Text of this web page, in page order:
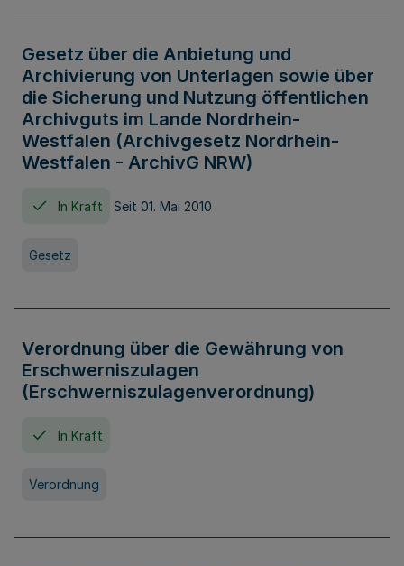
Gesetz über die Anbietung und
Archivierung von Unterlagen sowie über
die Sicherung und Nutzung öffentlichen
Archivguts im Lande Nordrhein-
Westfalen (Archivgesetz Nordrhein-
Westfalen - ArchivG NRW)
In Kraft Seit 01. Mai 2010
Gesetz
Verordnung über die Gewährung von
Erschwerniszulagen
(Erschwerniszulagenverordnung)
In Kraft
Verordnung